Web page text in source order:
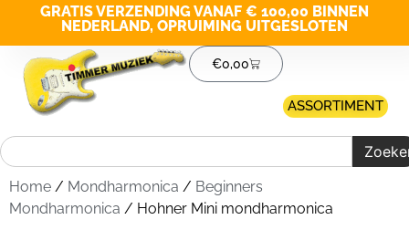
GRATIS VERZENDING VANAF € 100,00 BINNEN
NEDERLAND, OPRUIMING UITGESLOTEN
€0,00
ASSORTIMENT
Home / Mondharmonica / Beginners
Mondharmonica / Hohner Mini mondharmonica